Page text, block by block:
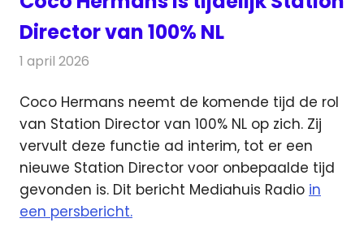
Director van 100% NL
1 april 2026
Coco Hermans neemt de komende tijd de rol
van Station Director van 100% NL op zich. Zij
vervult deze functie ad interim, tot er een
nieuwe Station Director voor onbepaalde tijd
gevonden is. Dit bericht Mediahuis Radio in
een persbericht.